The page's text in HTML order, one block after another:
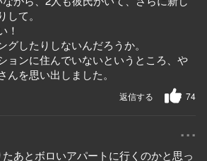
て。
！
したりしないんだろうか。
ョンに住んでいないというところ、や
んを思い出しました。
74
返信する
...
あとボロいアパートに行くのかと思っ